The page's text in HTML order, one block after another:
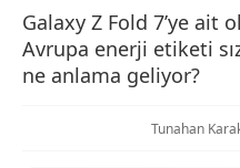
Galaxy Z Fold 7’ye
Avrupa enerji etiketi
ne anlama geliyor?
Tunahan